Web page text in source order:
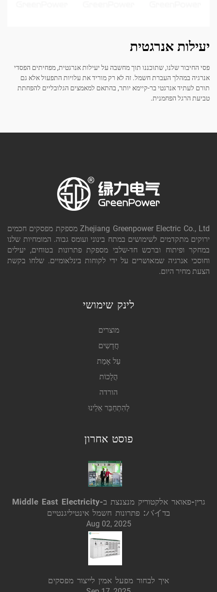
יעילות אנרגטית
פסי החיבור שלנו, שתוכננו תוך מחשבה על יעילות אנרגטית, מפחיתים הפסדי
אנרגיה במהלך העברת חשמל. זה לא רק מוריד את עלויות התפעול אלא גם
תורם לעתיד אנרגטי בר-קיימא יותר, בהתאם למאמצים הגלובליים להפחתת
טביעת הרגל הפחמנית.
Zhejiang Greenpower Electric Co., Ltd מספקת מפסקים חכמים
ירוקים מתקדמים לשימושים במתח בינוני ועומס גבוה. המומחיות שלנו
במחקר ופיתוח וברכש חד-שלבי מספקת פתרונות בטוחים, יעילים
וחוסכי אנרגיה שמאושרים על ידי לקוחות בינלאומיים. שלחו בקשת
הצעת מחיר היום.
לינק שימושי
מוצרים
חֲדָשִים
עַל אָמַת
הֲלָכוֹת
הורדה
לְהִתְחַבֵּר אֵלֵינוּ
פוסט אחרון
גרין-פאואר אלקטוריק מנצנצת ב-Middle East Electricity
בדバイ: פתרונות חשמל אינטיליגנטיים
Aug 02, 2025
איך לבחור מפעל אמין לייצור מפסקים